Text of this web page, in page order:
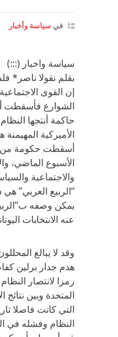
في سياسة وأخبار
سياسة واخبار (:::)
بقلم نقولا ناصر*
إن القوى
الشوارع فأسقطت
حاكمة أنتجها
الأميركية
أسقطت حكومة من
الأسبوع الماضي،
والاجتماعية
“الربيع العربي”
يمكن وصفه
عنه الانتخابات
وقد لا يبالغ
هدم جدار برلين
رمزا لانتصار
المتحدة وبين نتائج
التي كانت فاصلا
النظام وفشله في